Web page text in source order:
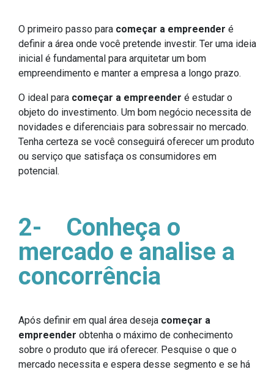
O primeiro passo para começar a empreender é
definir a área onde você pretende investir. Ter uma ideia
inicial é fundamental para arquitetar um bom
empreendimento e manter a empresa a longo prazo.
O ideal para começar a empreender é estudar o
objeto do investimento. Um bom negócio necessita de
novidades e diferenciais para sobressair no mercado.
Tenha certeza se você conseguirá oferecer um produto
ou serviço que satisfaça os consumidores em
potencial.
2-
Conheça o
mercado e analise a
concorrência
Após definir em qual área deseja começar a
empreender obtenha o máximo de conhecimento
sobre o produto que irá oferecer. Pesquise o que o
mercado necessita e espera desse segmento e se há